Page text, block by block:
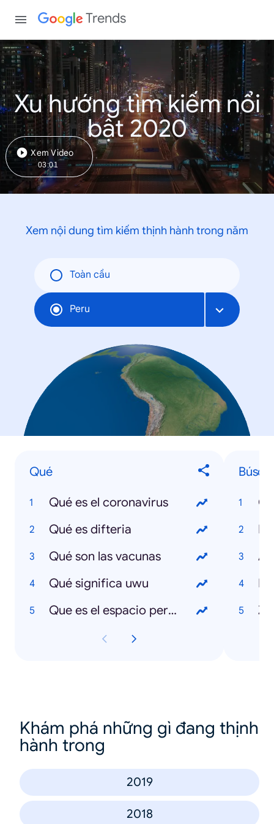
Trends
Xu hướng tìm kiếm nổi
bật 2020
Xem Video
03:01
Xem nội dung tìm kiếm thịnh hành trong năm
Toàn cầu
Peru
Qué
Qué es el coronavirus
Qué es difteria
Qué son las vacunas
Qué significa uwu
Que es el espacio personal
Khám phá những gì đang thịnh
hành trong
2019
2018